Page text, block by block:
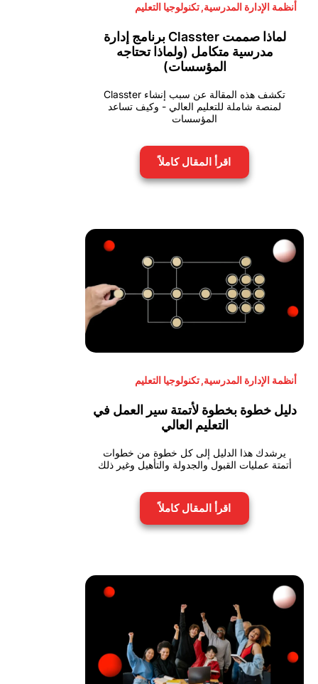
أنظمة الإدارة المدرسية,تكنولوجيا التعليم
لماذا صممت Classter برنامج إدارة
مدرسية متكامل (ولماذا تحتاجه
المؤسسات)
تكشف هذه المقالة عن سبب إنشاء Classter
لمنصة شاملة للتعليم العالي - وكيف تساعد
المؤسسات
اقرأ المقال كاملاً
أنظمة الإدارة المدرسية,تكنولوجيا التعليم
دليل خطوة بخطوة لأتمتة سير العمل في
التعليم العالي
يرشدك هذا الدليل إلى كل خطوة من خطوات
أتمتة عمليات القبول والجدولة والتأهيل وغير ذلك
اقرأ المقال كاملاً